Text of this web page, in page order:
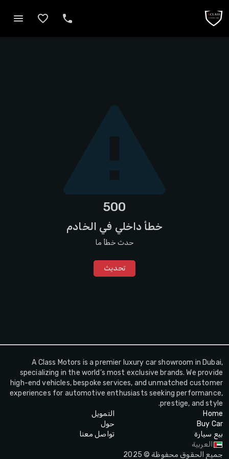
500
خطأ داخلي في الخادم
حدث خطأ ما
تحديث
A Class Motors is a premier luxury car showroom in Dubai,
specializing in the world’s most exclusive brands. We provide
high-end vehicles, bespoke services, and unmatched customer
experiences for automotive enthusiasts seeking performance,
prestige, and style.
Home
Buy Car
بيع سيارة
التمويل
حول
تواصل معنا
العربية
جميع الحقوق محفوظة © 2025